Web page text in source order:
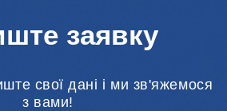
заявку
свої дані і ми зв'яжемося
з вами!